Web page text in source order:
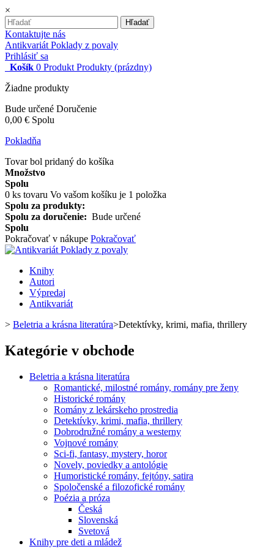
×
Hľadať
Kontaktujte nás
Antikvariát Poklady z povaly
Prihlásiť sa
Košík 0 Produkt Produkty (prázdny)
Žiadne produkty
Bude určené Doručenie
0,00 € Spolu
Pokladňa
Tovar bol pridaný do košíka
Množstvo
Spolu
0 ks tovaru Vo vašom košíku je 1 položka
Spolu za produkty:
Spolu za doručenie: Bude určené
Spolu
Pokračovať v nákupe Pokračovať
Knihy
Autori
Výpredaj
Antikvariát
> Beletria a krásna literatúra>Detektívky, krimi, mafia, thrillery
Kategórie v obchode
Beletria a krásna literatúra
Romantické, milostné romány, romány pre ženy
Historické romány
Romány z lekárskeho prostredia
Detektívky, krimi, mafia, thrillery
Dobrodružné romány a westerny
Vojnové romány
Sci-fi, fantasy, mystery, horor
Novely, poviedky a antológie
Humoristické romány, fejtóny, satira
Spoločenské a filozofické romány
Poézia a próza
Česká
Slovenská
Svetová
Knihy pre deti a mládež